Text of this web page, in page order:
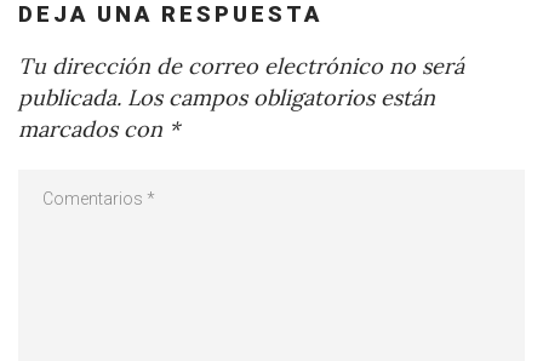
DEJA UNA RESPUESTA
Tu dirección de correo electrónico no será
publicada. Los campos obligatorios están
marcados con *